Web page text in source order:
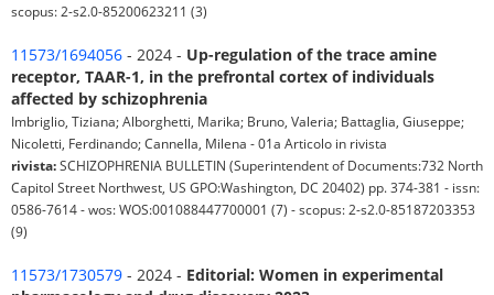
scopus: 2-s2.0-85200623211 (3)
11573/1694056 - 2024 - Up-regulation of the trace amine
receptor, TAAR-1, in the prefrontal cortex of individuals
affected by schizophrenia
Imbriglio, Tiziana; Alborghetti, Marika; Bruno, Valeria; Battaglia, Giuseppe;
Nicoletti, Ferdinando; Cannella, Milena - 01a Articolo in rivista
rivista:SCHIZOPHRENIA BULLETIN (Superintendent of Documents:732 North
Capitol Street Northwest, US GPO:Washington, DC 20402) pp. 374-381 - issn:
0586-7614 - wos: WOS:001088447700001 (7) - scopus: 2-s2.0-85187203353
(9)
11573/1730579 - 2024 - Editorial: Women in experimental